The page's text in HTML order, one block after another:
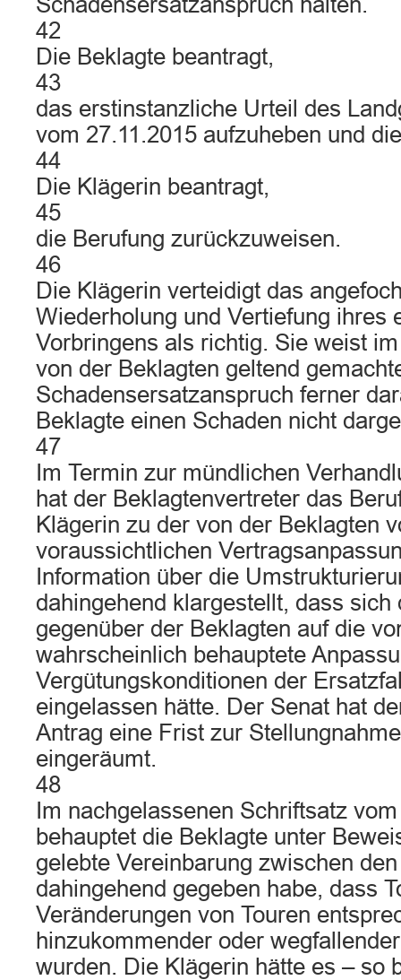
42
Die Beklagte beantragt,
43
das erstinstanzliche Urteil des
vom 27.11.2015 aufzuheben und
44
Die Klägerin beantragt,
45
die Berufung zurückzuweisen.
46
Die Klägerin verteidigt das
Wiederholung und Vertiefung ihres
Vorbringens als richtig. Sie weist
von der Beklagten geltend
Schadensersatzanspruch ferner
Beklagte einen Schaden nicht
47
Im Termin zur mündlichen
hat der Beklagtenvertreter das
Klägerin zu der von der Beklagten
voraussichtlichen
Information über die
dahingehend klargestellt, dass sich
gegenüber der Beklagten auf die
wahrscheinlich behauptete
Vergütungskonditionen der
eingelassen hätte. Der Senat hat
Antrag eine Frist zur
eingeräumt.
48
Im nachgelassenen Schriftsatz
behauptet die Beklagte unter
gelebte Vereinbarung zwischen
dahingehend gegeben habe, dass
Veränderungen von Touren
hinzukommender oder
wurden. Die Klägerin hätte es – so